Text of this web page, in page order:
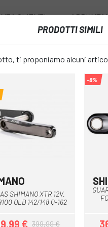
CLIENTI
XTR 12V XTR FC-M9120 142/
PRODOTTI SIMILI
ti proponiamo alcuni
SHIMANO XTR 12V.
OLD 142/148 Q-162
€ 399,99 €
-8%